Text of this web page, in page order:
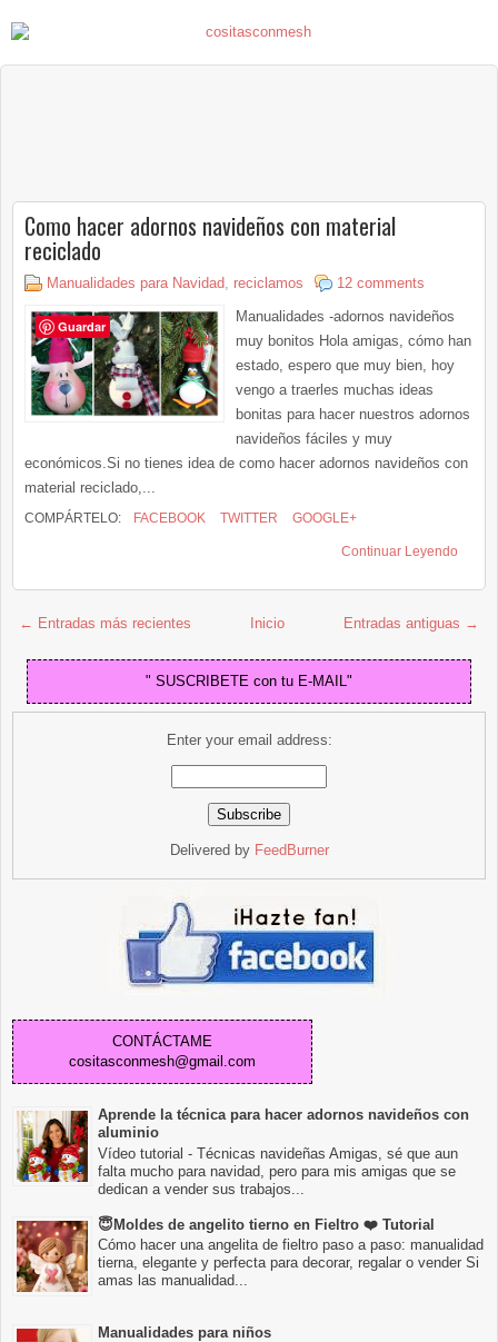
Como hacer adornos navideños con material
reciclado
Manualidades para Navidad, reciclamos
12 comments
Manualidades -adornos navideños
muy bonitos Hola amigas, cómo han
estado, espero que muy bien, hoy
vengo a traerles muchas ideas
bonitas para hacer nuestros adornos
navideños fáciles y muy
económicos.Si no tienes idea de como hacer adornos navideños con
material reciclado,...
COMPÁRTELO: FACEBOOK TWITTER GOOGLE+
Continuar Leyendo
← Entradas más recientes Entradas antiguas →
Inicio
" SUSCRIBETE con tu E-MAIL"
Enter your email address:
Delivered by FeedBurner
CONTÁCTAME
cositasconmesh@gmail.com
Aprende la técnica para hacer adornos navideños con
aluminio
Vídeo tutorial - Técnicas navideñas Amigas, sé que aun
falta mucho para navidad, pero para mis amigas que se
dedican a vender sus trabajos...
😇Moldes de angelito tierno en Fieltro ❤️ Tutorial
Cómo hacer una angelita de fieltro paso a paso: manualidad
tierna, elegante y perfecta para decorar, regalar o vender Si
amas las manualidad...
Manualidades para niños
Guardar